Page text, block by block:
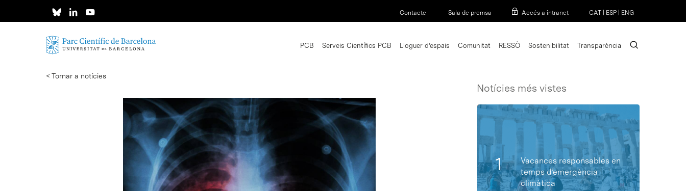
Contacte Sala de premsa Accés a intranet CAT ESP ENG
PCB Serveis Científics PCB Lloguer d’espais Comunitat RESSÒ Sostenibilitat Transparència search
< Tornar a notícies
Notícies més vistes
Vacances responsables en
temps d’emergència
climàtica